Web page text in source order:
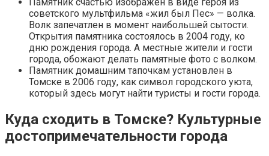
Памятник счастью изображен в виде героя из
советского мультфильма «жил был Пес» — волка.
Волк запечатлен в момент наибольшей сытости.
Открытия памятника состоялось в 2004 году, ко
дню рождения города. А местные жители и гости
города, обожают делать памятные фото с волком.
Памятник домашним тапочкам установлен в
Томске в 2006 году, как символ городского уюта,
который здесь могут найти туристы и гости города.
Куда сходить в Томске? Культурные
достопримечательности города